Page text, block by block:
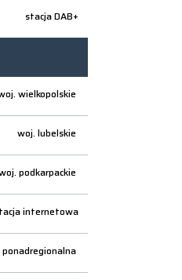
stacja DAB+
wielkopolskie
woj. lubelskie
podkarpackie
internetowa